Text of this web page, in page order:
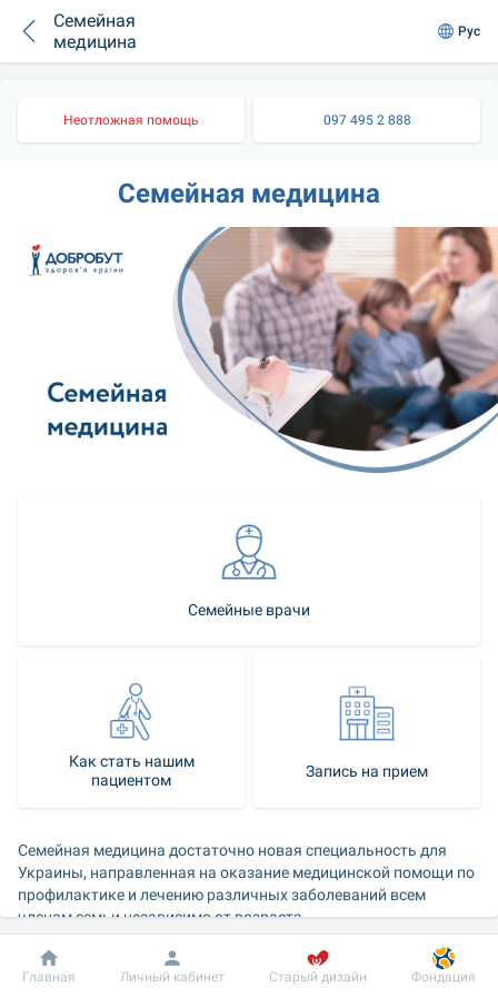
Семейная
медицина
Рус
Неотложная помощь 097 495 2 888
Семейная медицина
Семейные врачи
Как стать нашим
пациентом
Запись на прием
Семейная медицина достаточно новая специальность для
Украины, направленная ​​на оказание медицинской помощи по
профилактике и лечению различных заболеваний всем
членам семьи независимо от возраста.
состоянием здоровья пациента, предоставление
рекомендаций о мерах профилактики и определения тактики
Добробут Информация Пациенту
Главная Личный кабинет Старый дизайн Фондация